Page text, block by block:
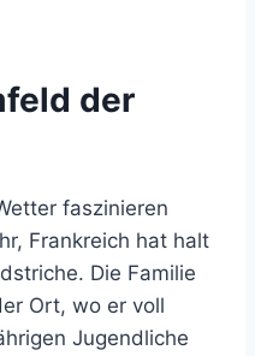
der
faszinieren
Frankreich hat halt
Die Familie
Ort, wo er voll
Jugendliche